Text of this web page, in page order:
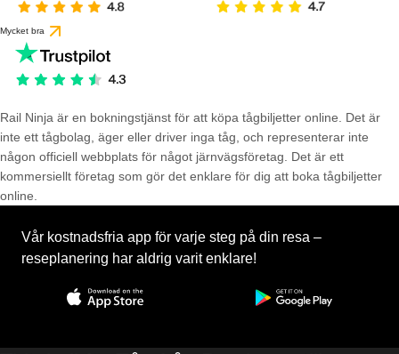
Mycket bra
Rail Ninja är en bokningstjänst för att köpa tågbiljetter online. Det är
inte ett tågbolag, äger eller driver inga tåg, och representerar inte
någon officiell webbplats för något järnvägsföretag. Det är ett
kommersiellt företag som gör det enklare för dig att boka tågbiljetter
online.
Vår kostnadsfria app för varje steg på din resa –
reseplanering har aldrig varit enklare!